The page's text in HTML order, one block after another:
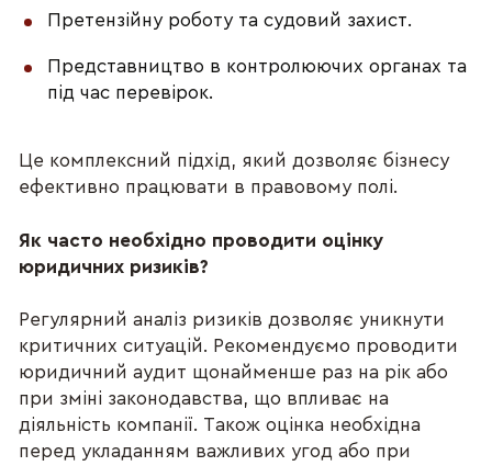
Претензійну роботу та судовий захист.
Представництво в контролюючих органах та
під час перевірок.
Це комплексний підхід, який дозволяє бізнесу
ефективно працювати в правовому полі.
Як часто необхідно проводити оцінку
юридичних ризиків?
Регулярний аналіз ризиків дозволяє уникнути
критичних ситуацій. Рекомендуємо проводити
юридичний аудит щонайменше раз на рік або
при зміні законодавства, що впливає на
діяльність компанії. Також оцінка необхідна
перед укладанням важливих угод або при